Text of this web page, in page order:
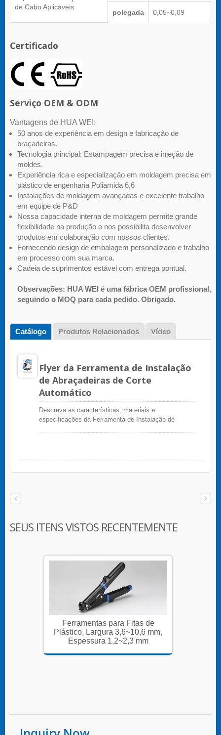
de Cabo Aplicáveis
polegada 0,05~0,09
Certificado
Serviço OEM & ODM
Vantagens de HUA WEI:
50 anos de experiência em design e fabricação de
braçadeiras.
Tecnologia principal: Estampagem precisa e injeção de
moldes.
Experiência rica e especialização em moldagem precisa em
plástico de engenharia Poliamida 6,6
Instalações de moldagem avançadas e excelente trabalho
em equipe de P&D
Nossa capacidade interna de moldagem permite grande
flexibilidade na produção e nos possibilita desenvolver
produtos em colaboração com nossos clientes.
Fornecendo design de embalagem personalizado e trabalho
em processo com sua marca.
Cadeia de suprimentos estável com entrega pontual.
Observações: HUA WEI é uma fábrica OEM profissional,
seguindo o MOQ para cada pedido. Obrigado.
Catálogo Produtos Relacionados Vídeo
Flyer da Ferramenta de Instalação
de Abraçadeiras de Corte
Automático
Descreva as características, materiais e
especificações da Ferramenta de Instalação de
SEUS ITENS VISTOS RECENTEMENTE
Ferramentas para Fitas de
Plástico, Largura 3,6~10,6 mm,
Espessura 1,2~2,3 mm